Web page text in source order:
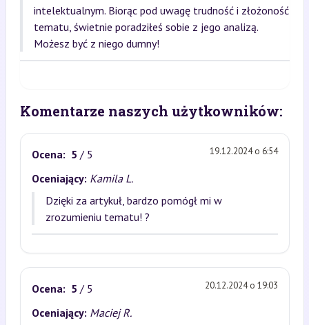
intelektualnym. Biorąc pod uwagę trudność i złożoność
tematu, świetnie poradziłeś sobie z jego analizą.
Możesz być z niego dumny!
Komentarze naszych użytkowników:
Ocena: 5 / 5 19.12.2024 o 6:54
Oceniający: Kamila L.
Dzięki za artykuł, bardzo pomógł mi w
zrozumieniu tematu! ?
Ocena: 5 / 5 20.12.2024 o 19:03
Oceniający: Maciej R.